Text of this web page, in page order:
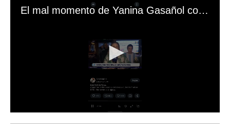
El mal momento de Yanina Gasañol con un hincha argentino en "Subrayado"
s